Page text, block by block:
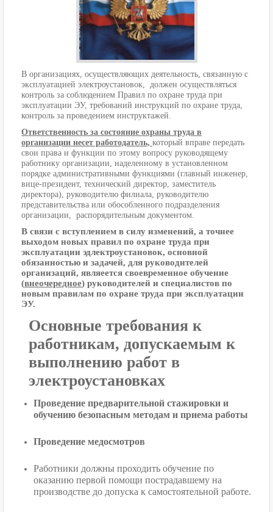
В организациях, осуществляющих деятельность, связанную с
эксплуатацией электроустановок, должен осуществляться
контроль за соблюдением Правил по охране труда при
эксплуатации ЭУ, требований инструкций по охране труда,
контроль за проведением инструктажей.
Ответственность за состояние охраны труда в
организации несет работодатель, который вправе передать
свои права и функции по этому вопросу руководящему
работнику организации, наделенному в установленном
порядке административными функциями (главный инженер,
вице-президент, технический директор, заместитель
директора), руководителю филиала, руководителю
представительства или обособленного подразделения
организации, распорядительным документом.
В связи с вступлением в силу изменений, а точнее
выходом новых правил по охране труда при
эксплуатации эдлектроустановок, основной
обязанностью и задачей, для руководителей
организаций, являеется своевременное обучение
(внеочередное) руководителей и специалистов по
новым правилам по охране труда при эксплуатации
ЭУ.
Основные требования к
работникам, допускаемым к
выполнению работ в
электроустановках
Проведение предварительной стажировки и
обучению безопасным методам и приема работы
Проведение медосмотров
Работники должны проходить обучение по
оказанию первой помощи пострадавшему на
производстве до допуска к самостоятельной работе.